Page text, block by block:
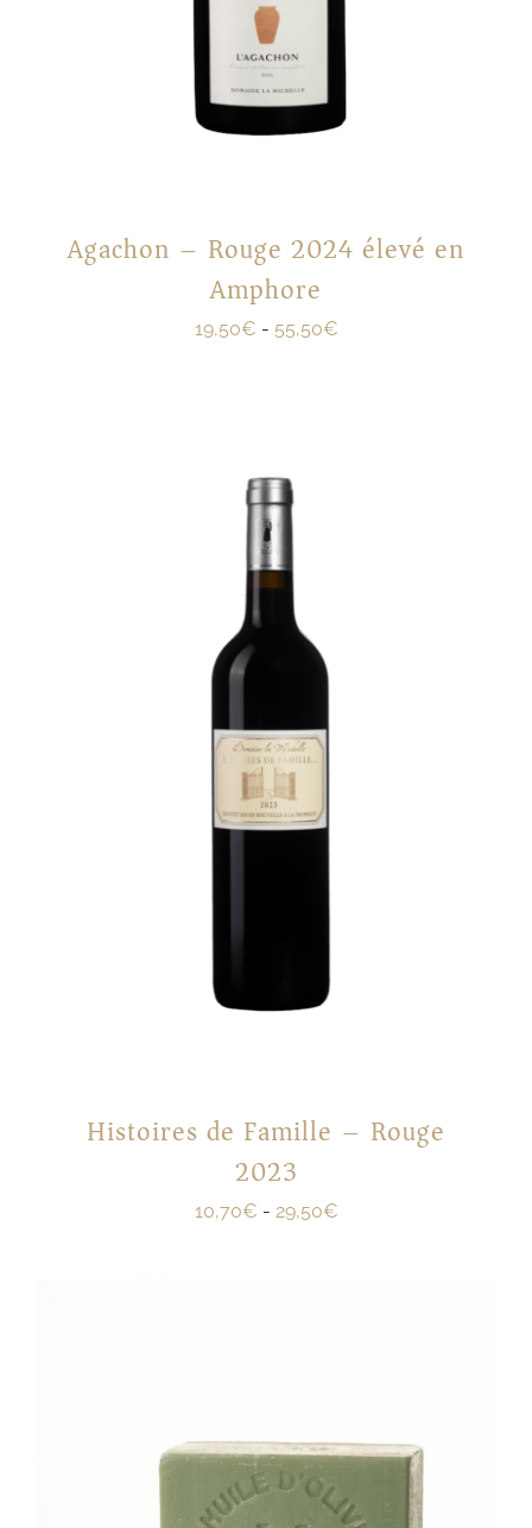
Agachon – Rouge 2024 élevé en
Amphore
19,50€ - 55,50€
Histoires de Famille – Rouge
2023
10,70€ - 29,50€